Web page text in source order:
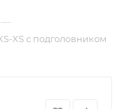
—
XS с подголовником